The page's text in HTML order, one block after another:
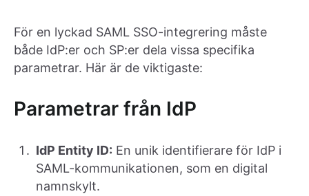
För en lyckad SAML SSO-integrering måste
både IdP:er och SP:er dela vissa specifika
parametrar. Här är de viktigaste:
Parametrar från IdP
IdP Entity ID: En unik identifierare för IdP i
SAML-kommunikationen, som en digital
namnskylt.